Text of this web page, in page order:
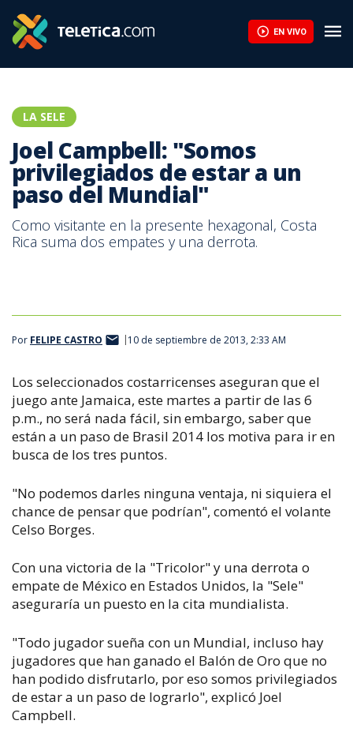
EN VIVO
LA SELE
Joel Campbell: "Somos
privilegiados de estar a un
paso del Mundial"
Como visitante en la presente hexagonal, Costa
Rica suma dos empates y una derrota.
Por FELIPE CASTRO 10 de septiembre de 2013, 2:33 AM
Los seleccionados costarricenses aseguran que el
juego ante Jamaica, este martes a partir de las 6
p.m., no será nada fácil, sin embargo, saber que
están a un paso de Brasil 2014 los motiva para ir en
busca de los tres puntos.
"No podemos darles ninguna ventaja, ni siquiera el
chance de pensar que podrían", comentó el volante
Celso Borges.
Con una victoria de la "Tricolor" y una derrota o
empate de México en Estados Unidos, la "Sele"
aseguraría un puesto en la cita mundialista.
"Todo jugador sueña con un Mundial, incluso hay
jugadores que han ganado el Balón de Oro que no
han podido disfrutarlo, por eso somos privilegiados
de estar a un paso de lograrlo", explicó Joel
Campbell.